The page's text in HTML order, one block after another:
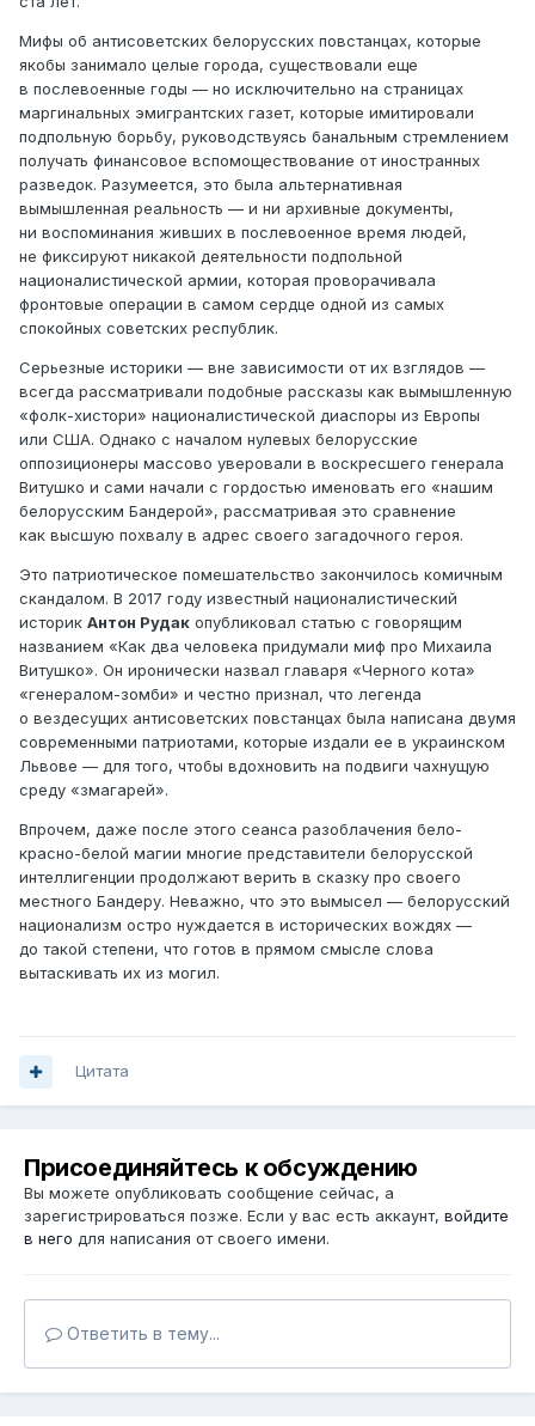
Мифы об антисоветских белорусских повстанцах, которые
якобы занимало целые города, существовали еще
в послевоенные годы — но исключительно на страницах
маргинальных эмигрантских газет, которые имитировали
подпольную борьбу, руководствуясь банальным стремлением
получать финансовое вспомоществование от иностранных
разведок. Разумеется, это была альтернативная
вымышленная реальность — и ни архивные документы,
ни воспоминания живших в послевоенное время людей,
не фиксируют никакой деятельности подпольной
националистической армии, которая проворачивала
фронтовые операции в самом сердце одной из самых
спокойных советских республик.
Серьезные историки — вне зависимости от их взглядов —
всегда рассматривали подобные рассказы как вымышленную
«фолк-хистори» националистической диаспоры из Европы
или США. Однако с началом нулевых белорусские
оппозиционеры массово уверовали в воскресшего генерала
Витушко и сами начали с гордостью именовать его «нашим
белорусским Бандерой», рассматривая это сравнение
как высшую похвалу в адрес своего загадочного героя.
Это патриотическое помешательство закончилось комичным
скандалом. В 2017 году известный националистический
историк Антон Рудак опубликовал статью с говорящим
названием «Как два человека придумали миф про Михаила
Витушко». Он иронически назвал главаря «Черного кота»
«генералом-зомби» и честно признал, что легенда
о вездесущих антисоветских повстанцах была написана двумя
современными патриотами, которые издали ее в украинском
Львове — для того, чтобы вдохновить на подвиги чахнущую
среду «змагарей».
Впрочем, даже после этого сеанса разоблачения бело-
красно-белой магии многие представители белорусской
интеллигенции продолжают верить в сказку про своего
местного Бандеру. Неважно, что это вымысел — белорусский
национализм остро нуждается в исторических вождях —
до такой степени, что готов в прямом смысле слова
вытаскивать их из могил.
Цитата
Присоединяйтесь к обсуждению
Вы можете опубликовать сообщение сейчас, а
зарегистрироваться позже. Если у вас есть аккаунт, войдите
в него для написания от своего имени.
Ответить в тему...